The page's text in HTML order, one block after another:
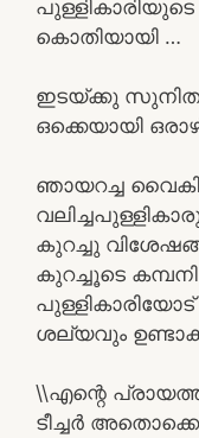
കൊതിയായി …
ഇടയ്ക്കു
ഒക്കെയായി
ഞായറച്ച
കുറച്ചു
കുറച്ചൂടെ
ശല്യവും
\\എന്റെ
ടീച്ചർ അതൊക്കെ